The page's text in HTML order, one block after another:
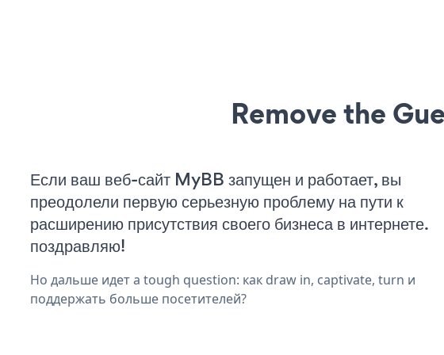
Remove the
Если ваш веб-сайт MyBB запущен и работает, вы
преодолели первую серьезную проблему на пути к
расширению присутствия своего бизнеса в интернете.
поздравляю!
Но дальше идет a tough question: как draw in, captivate, turn и
поддержать больше посетителей?